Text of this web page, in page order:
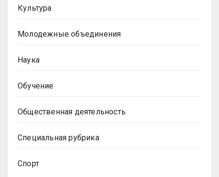
Культура
Молодежные объединения
Наука
Обучение
Общественная деятельность
Специальная рубрика
Спорт